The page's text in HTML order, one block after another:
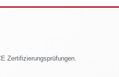
Zertifizierungsprüfungen.